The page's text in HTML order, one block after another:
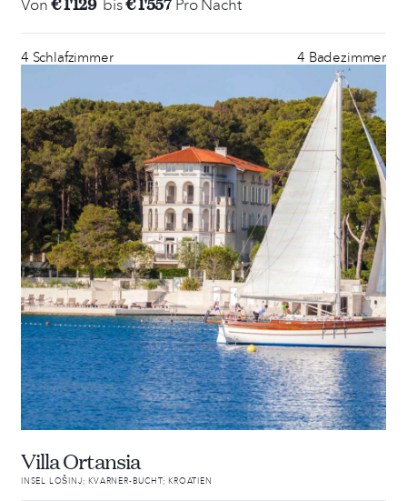
Von bis Pro Nacht
4 Schlafzimmer 4 Badezimmer
Villa Ortansia
INSEL LOŠINJ; KVARNER-BUCHT; KROATIEN